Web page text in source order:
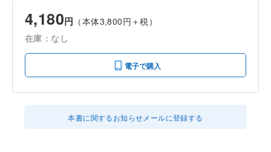
4,180円 （本体3,800円＋税）
在庫：なし
電子で購入
本書に関するお知らせメールに登録する